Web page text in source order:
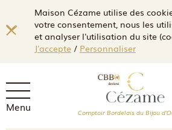
Maison Cézame utilise des
votre consentement, nous les
et analyser l'utilisation du site
J'accepte/ Personnaliser
Menu Comptoir Bordelais du Bijou